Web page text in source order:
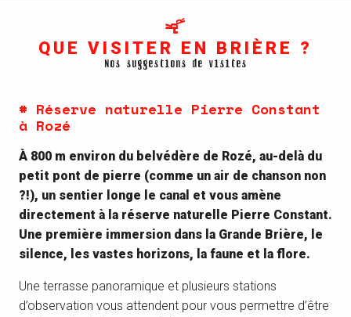
Réserve Pierre Constant
Chaumière Briéronne
Musée de la Marine en bois du Brivet
Découvertes en chaland
2 petits ports incontournables
QUE VISITER EN BRIÈRE ?
Nos suggestions de visites
# Réserve naturelle Pierre Constant
à Rozé
À 800 m environ du belvédère de Rozé, au-delà du
petit pont de pierre (comme un air de chanson non
?!), un sentier longe le canal et vous amène
directement à la réserve naturelle Pierre Constant.
Une première immersion dans la Grande Brière, le
silence, les vastes horizons, la faune et la flore.
Une terrasse panoramique et plusieurs stations
d’observation vous attendent pour vous permettre d’être